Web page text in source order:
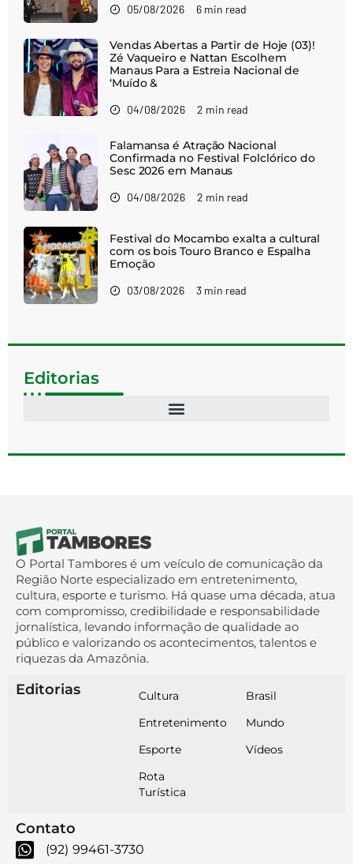
05/08/2026 6 min read
Vendas Abertas a Partir de Hoje (03)!
Zé Vaqueiro e Nattan Escolhem
Manaus Para a Estreia Nacional de
‘Muído &
04/08/2026 2 min read
Falamansa é Atração Nacional
Confirmada no Festival Folclórico do
Sesc 2026 em Manaus
04/08/2026 2 min read
Festival do Mocambo exalta a cultural
com os bois Touro Branco e Espalha
Emoção
03/08/2026 3 min read
Editorias
O Portal Tambores é um veículo de comunicação da
Região Norte especializado em entretenimento,
cultura, esporte e turismo. Há quase uma década, atua
com compromisso, credibilidade e responsabilidade
jornalística, levando informação de qualidade ao
público e valorizando os acontecimentos, talentos e
riquezas da Amazônia.
Editorias
Cultura
Entretenimento
Esporte
Rota
Turística
Brasil
Mundo
Vídeos
Contato
(92) 99461-3730